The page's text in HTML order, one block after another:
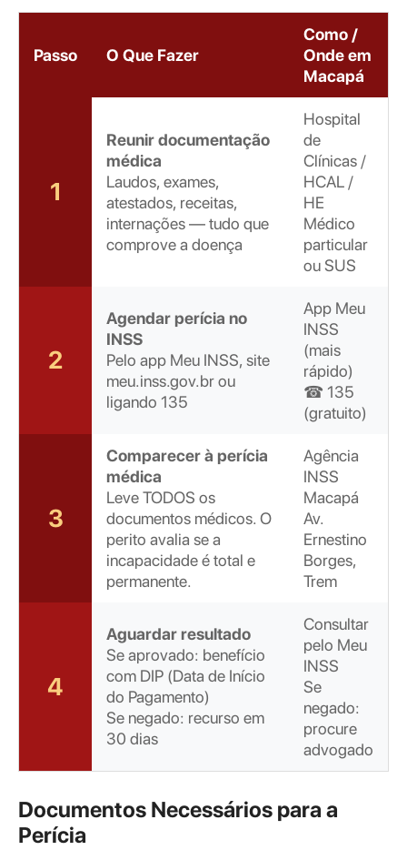
Passo O Que Fazer
Como /
Onde em
Macapá
1
Reunir documentação
médica
Laudos, exames,
atestados, receitas,
internações — tudo que
comprove a doença
Hospital
de
Clínicas /
HCAL /
HE
Médico
particular
ou SUS
2
Agendar perícia no
INSS
Pelo app Meu INSS, site
meu.inss.gov.br ou
ligando 135
App Meu
INSS
(mais
rápido)
☎ 135
(gratuito)
3
Comparecer à perícia
médica
Leve TODOS os
documentos médicos. O
perito avalia se a
incapacidade é total e
permanente.
Agência
INSS
Macapá
Av.
Ernestino
Borges,
Trem
4
Aguardar resultado
Se aprovado: benefício
com DIP (Data de Início
do Pagamento)
Se negado: recurso em
30 dias
Consultar
pelo Meu
INSS
Se
negado:
procure
advogado
Documentos Necessários para a
Perícia